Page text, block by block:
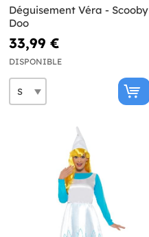
Déguisement Véra - Scooby
Doo
33,99 €
DISPONIBLE